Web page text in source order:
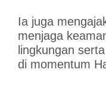
Ia juga
menjaga
lingkungan
di momentum